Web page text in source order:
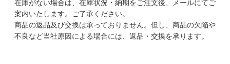
在庫がない場合は、在庫状況・納期をご注文後、メールにてご
案内いたします。ご了承ください。
商品の返品及び交換は承っておりません。但し、商品の欠陥や
不良など当社原因による場合には、返品・交換を承ります。